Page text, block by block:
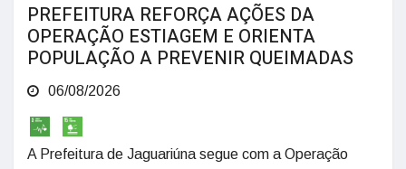
PREFEITURA REFORÇA AÇÕES DA
OPERAÇÃO ESTIAGEM E ORIENTA
POPULAÇÃO A PREVENIR QUEIMADAS
06/08/2026
A Prefeitura de Jaguariúna segue com a Operação